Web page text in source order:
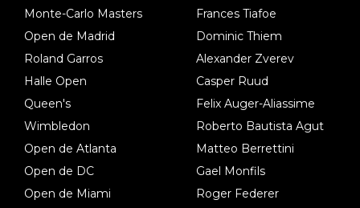
Monte-Carlo Masters
Open de Madrid
Roland Garros
Halle Open
Queen's
Wimbledon
Open de Atlanta
Open de DC
Open de Miami
Frances Tiafoe
Dominic Thiem
Alexander Zverev
Casper Ruud
Felix Auger-Aliassime
Roberto Bautista Agut
Matteo Berrettini
Gael Monfils
Roger Federer